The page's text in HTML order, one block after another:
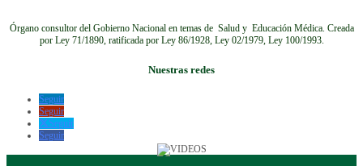
Órgano consultor del Gobierno Nacional en temas de Salud y Educación Médica. Creada
por Ley 71/1890, ratificada por Ley 86/1928, Ley 02/1979, Ley 100/1993.
Nuestras redes
Seguir
Seguir
Seguir
Seguir